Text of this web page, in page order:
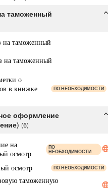
таможенный
expand_less
на таможенный
на таможенный
о
в книжке
ПО НЕОБХОДИМОСТИ
оформление
(6)
expand_less
на
осмотр
ПО
НЕОБХОДИМОСТИ
осмотр ПО НЕОБХОДИМОСТИ
таможенную